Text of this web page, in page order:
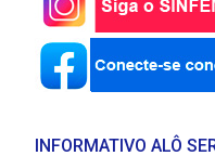
INFORMATIVO ALÔ